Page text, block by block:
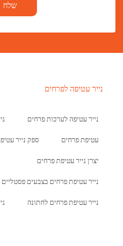
שלח
נייר עטיפה לפרחים
נייר עטיפה לערכות פרחים
עטיפת פרחים ספק נייר
יצרן נייר עטיפת פרחים
נייר עטיפת פרחים בצבעים פסטליים
נייר עטיפת פרחים לחתונה